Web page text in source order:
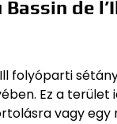
de
folyóparti
Ez a terület
vagy egy